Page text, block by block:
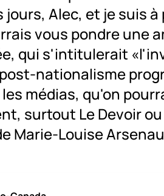
Alec, et je suis à
vous pondre une
qui s'intitulerait
nationalisme
médias, qu'on
surtout Le Devoir
Marie-Louise